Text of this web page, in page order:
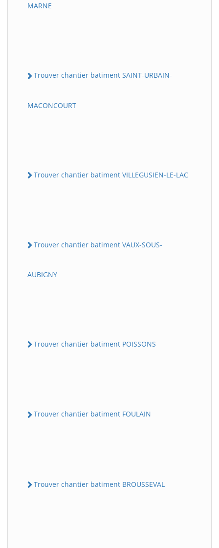
MARNE
Trouver chantier batiment SAINT-URBAIN-
MACONCOURT
Trouver chantier batiment VILLEGUSIEN-LE-LAC
Trouver chantier batiment VAUX-SOUS-
AUBIGNY
Trouver chantier batiment POISSONS
Trouver chantier batiment FOULAIN
Trouver chantier batiment BROUSSEVAL